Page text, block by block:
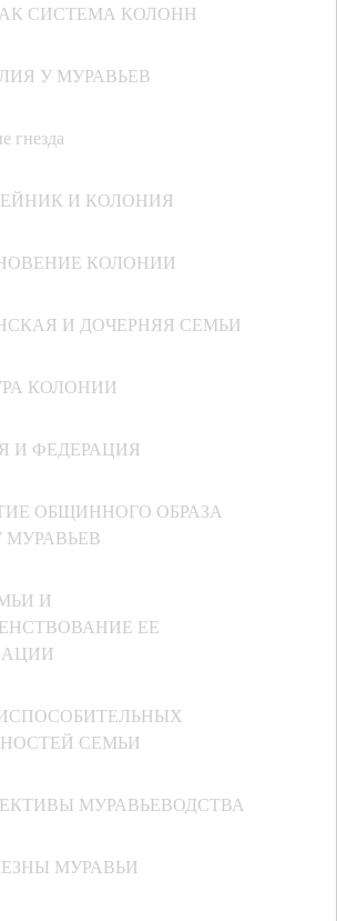
СИСТЕМА КОЛОНН
У МУРАВЬЕВ
гнезда
И КОЛОНИЯ
КОЛОНИИ
И ДОЧЕРНЯЯ СЕМЬИ
КОЛОНИИ
И ФЕДЕРАЦИЯ
ОБЩИННОГО ОБРАЗА
И
ЕЕ
СЕМЬИ
МУРАВЬЕВОДСТВА
МУРАВЬИ